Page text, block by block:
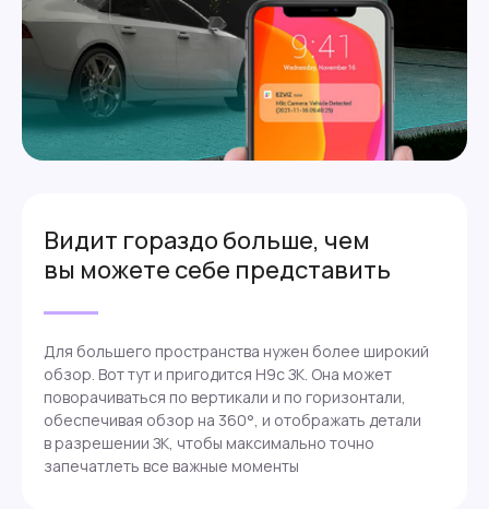
Видит гораздо больше, чем
вы можете себе представить
Для большего пространства нужен более широкий
обзор. Вот тут и пригодится Н9с ЗК. Она может
поворачиваться по вертикали и по горизонтали,
обеспечивая обзор на 360°, и отображать детали
в разрешении ЗК, чтобы максимально точно
запечатлеть все важные моменты
ИП Власова Анна Юрьевна